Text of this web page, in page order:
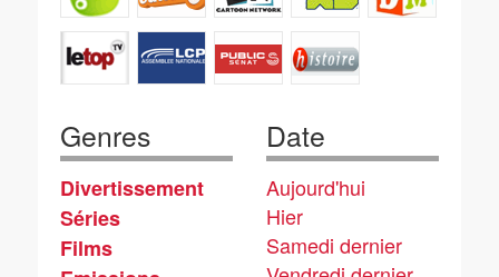
Genres
Divertissement
Séries
Films
Date
Aujourd'hui
Hier
Samedi dernier